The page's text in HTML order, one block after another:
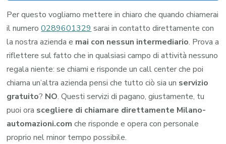
Per questo vogliamo mettere in chiaro che quando chiamerai
il numero0289601329sarai in contatto direttamente con
la nostra azienda e mai con nessun intermediario. Prova a
riflettere sul fatto che in qualsiasi campo di attività nessuno
regala niente: se chiami e risponde un call center che poi
chiama un’altra azienda pensi che tutto ciò sia un servizio
gratuito? NO. Questi servizi di pagano, giustamente, tu
puoi ora scegliere di chiamare direttamente Milano-
automazioni.com che risponde e opera con personale
proprio nel minor tempo possibile.